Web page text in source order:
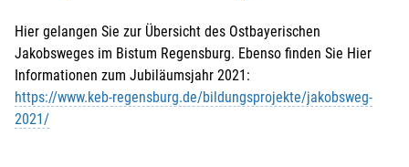
Hier gelangen Sie zur Übersicht des Ostbayerischen
Jakobsweges im Bistum Regensburg. Ebenso finden Sie Hier
Informationen zum Jubiläumsjahr 2021:
https://www.keb-regensburg.de/bildungsprojekte/jakobsweg-
2021/